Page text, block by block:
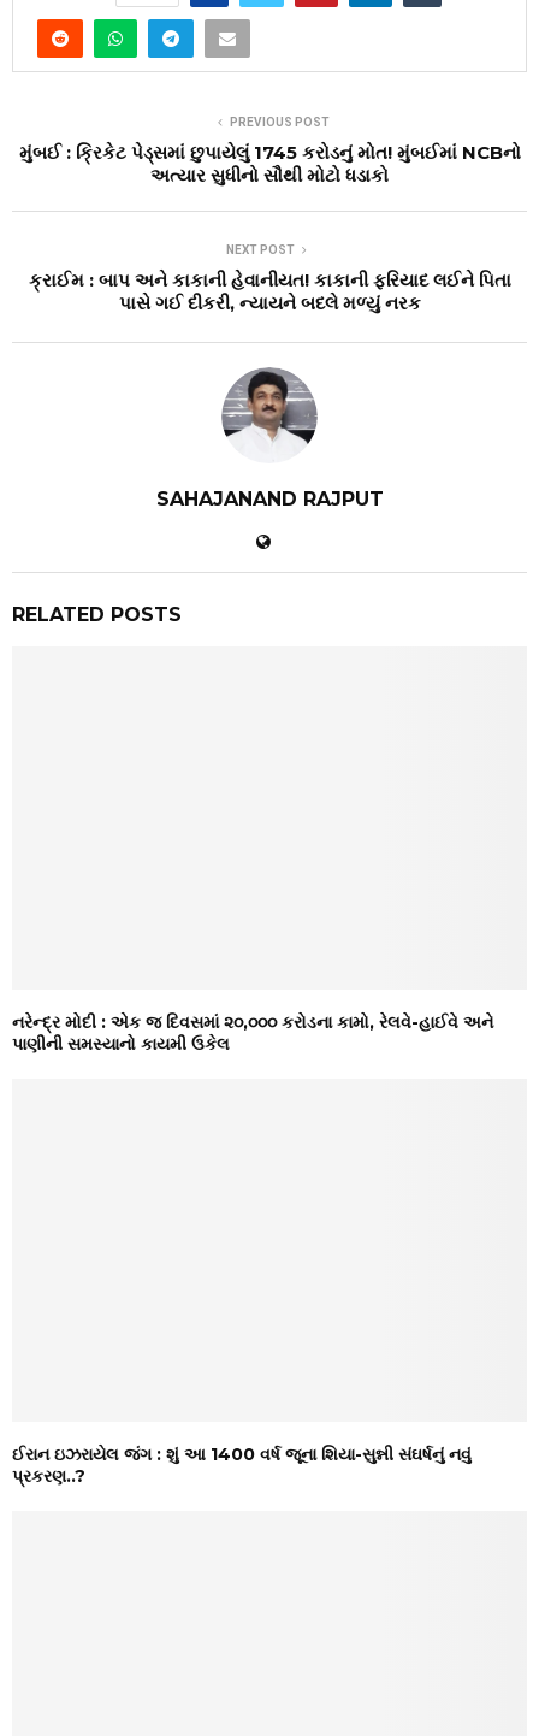
PREVIOUS POST
મુંબઈ : ક્રિકેટ પેડ્સમાં છુપાયેલું 1745 કરોડનું મોત! મુંબઈમાં NCBનો
અત્યાર સુધીનો સૌથી મોટો ધડાકો
NEXT POST
ક્રાઈમ : બાપ અને કાકાની હેવાનીયત! કાકાની ફરિયાદ લઈને પિતા
પાસે ગઈ દીકરી, ન્યાયને બદલે મળ્યું નરક
SAHAJANAND RAJPUT
RELATED POSTS
નરેન્દ્ર મોદી : એક જ દિવસમાં ૨૦,૦૦૦ કરોડના કામો, રેલવે-હાઈવે અને
પાણીની સમસ્યાનો કાયમી ઉકેલ
ઈરાન ઇઝરાયેલ જંગ : શું આ 1400 વર્ષ જૂના શિયા-સુન્ની સંઘર્ષનું નવું
પ્રકરણ..?